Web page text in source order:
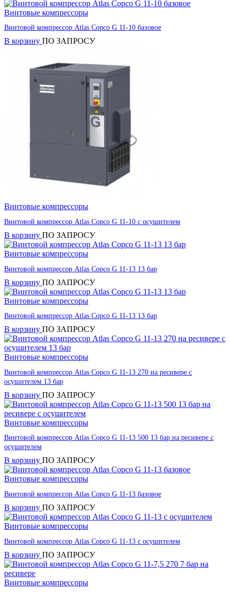
Винтовые компрессоры
Винтовой компрессор Atlas Copco G 11-10 базовое
В корзину ПО ЗАПРОСУ
Винтовые компрессоры
Винтовой компрессор Atlas Copco G 11-10 с осушителем
В корзину ПО ЗАПРОСУ
Винтовые компрессоры
Винтовой компрессор Atlas Copco G 11-13 13 бар
В корзину ПО ЗАПРОСУ
Винтовые компрессоры
Винтовой компрессор Atlas Copco G 11-13 13 бар
В корзину ПО ЗАПРОСУ
Винтовые компрессоры
Винтовой компрессор Atlas Copco G 11-13 270 на ресивере с
осушителем 13 бар
В корзину ПО ЗАПРОСУ
Винтовые компрессоры
Винтовой компрессор Atlas Copco G 11-13 500 13 бар на ресивере с
осушителем
В корзину ПО ЗАПРОСУ
Винтовые компрессоры
Винтовой компрессор Atlas Copco G 11-13 базовое
В корзину ПО ЗАПРОСУ
Винтовые компрессоры
Винтовой компрессор Atlas Copco G 11-13 с осушителем
В корзину ПО ЗАПРОСУ
Винтовые компрессоры